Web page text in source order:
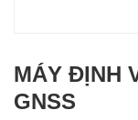
MÁY ĐỊNH
GNSS